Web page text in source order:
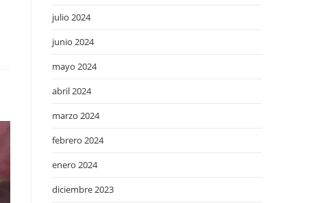
julio 2024
junio 2024
mayo 2024
abril 2024
marzo 2024
febrero 2024
enero 2024
diciembre 2023